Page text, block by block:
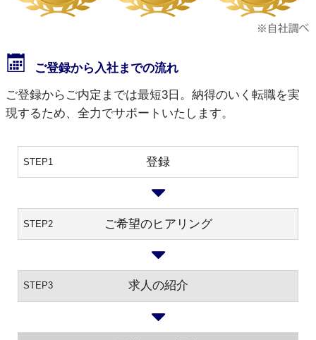
ご登録から入社までの流れ
ご登録からご内定までは最短3日。納得のいく転職を実
現するため、全力でサポートいたします。
STEP1 登録
STEP2 ご希望のヒアリング
STEP3 求人の紹介